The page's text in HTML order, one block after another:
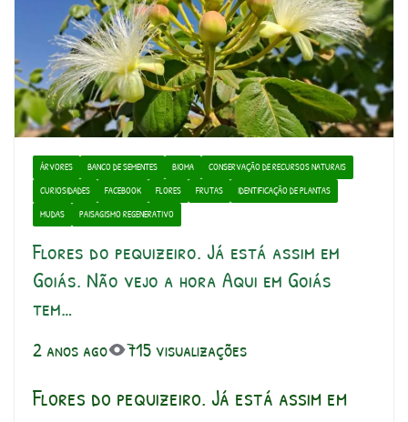
ÁRVORES BANCO DE SEMENTES BIOMA
CONSERVAÇÃO DE RECURSOS NATURAIS
CURIOSIDADES
FACEBOOK FLORES FRUTAS
IDENTIFICAÇÃO DE PLANTAS
MUDAS
PAISAGISMO REGENERATIVO
Flores do pequizeiro. Já está assim em
Goiás. Não vejo a hora Aqui em Goiás
tem…
2 anos ago 715 visualizações
Flores do pequizeiro. Já está assim em